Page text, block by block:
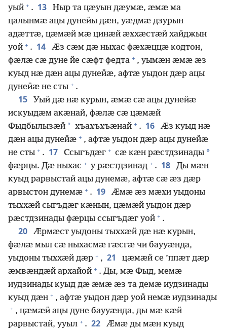
уый + . 13
Ныр та цӕуын дӕумӕ, ӕмӕ ма
цалынмӕ ацы дунейы дӕн, уӕдмӕ дзурын
адӕттӕ, цӕмӕй мӕ цинӕй ӕххӕстӕй хайджын
уой + . 14
Ӕз сӕм дӕ ныхас фӕхӕццӕ кодтон,
фӕлӕ сӕ дуне йе сӕфт федта + , уымӕн ӕмӕ ӕз
куыд нӕ дӕн ацы дунейӕ, афтӕ уыдон дӕр ацы
дунейӕ не сты + .
15
Уый дӕ нӕ курын, ӕмӕ сӕ ацы дунейӕ
искуыдӕм акӕнай, фӕлӕ сӕ цӕмӕй
Фыдбылызӕй * хъахъхъӕнай + . 16
Ӕз куыд нӕ
дӕн ацы дунейӕ + , афтӕ уыдон дӕр ацы дунейӕ
не сты + . 17 Ссыгъдӕг + сӕ кӕн рӕстдзинады *
фӕрцы. Дӕ ныхас + у рӕстдзинад + . 18
Ды мӕн
куыд рарвыстай ацы дунемӕ, афтӕ сӕ ӕз дӕр
арвыстон дунемӕ + . 19
Ӕмӕ ӕз мӕхи уыдоны
тыххӕй сыгъдӕг кӕнын, цӕмӕй уыдон дӕр
рӕстдзинады фӕрцы ссыгъдӕг уой + .
20
Ӕрмӕст уыдоны тыххӕй дӕ нӕ курын,
фӕлӕ мыл сӕ ныхасмӕ гӕсгӕ чи баууӕнда,
уыдоны тыххӕй дӕр + , 21
цӕмӕй се ’ппӕт дӕр
ӕмвӕндӕй архайой + . Ды, мӕ Фыд, мемӕ
иудзинады куыд дӕ ӕмӕ ӕз та демӕ иудзинады
куыд дӕн + , афтӕ уыдон дӕр уой немӕ иудзинады
+ , цӕмӕй ацы дуне баууӕнда, ды мӕ кӕй
рарвыстай, ууыл + . 22
Ӕмӕ ды мӕн куыд